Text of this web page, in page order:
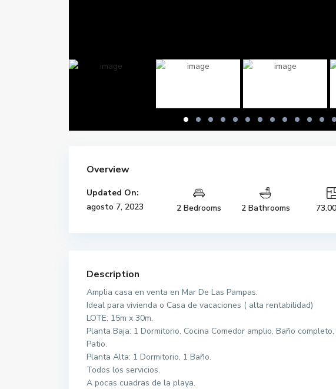
Overview
Updated On:
agosto 7, 2023
2 Bedrooms 2 Bathrooms
Description
Amplia casa en venta en Mar De Las Pampas.
Ideal para vivienda o Casa de vacaciones ( alta rentabilidad)
LOTE: 15m x 30m.
Planta Baja: 1 Dormitorio, Cocina Comedor amplio, Baño
Patio.
Planta Alta: 1 Dormitorio, 1 Baño.
Todos los servicios.
A pocas cuadras de la playa.